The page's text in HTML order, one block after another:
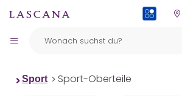
Sport Sport-Oberteile